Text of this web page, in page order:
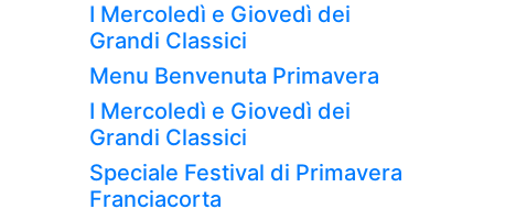
I Mercoledì e Giovedì dei
Grandi Classici
Menu Benvenuta Primavera
I Mercoledì e Giovedì dei
Grandi Classici
Speciale Festival di Primavera
Franciacorta